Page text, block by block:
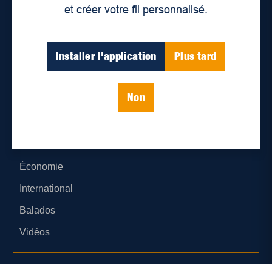
et créer votre fil personnalisé.
Installer l'application Plus tard
Non
Économie
International
Balados
Vidéos